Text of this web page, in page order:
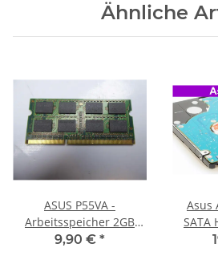
Ähnliche
ASUS P55VA -
Arbeitsspeicher 2GB
RAM Memory DDR3
9,90 € *
Asus
SATA